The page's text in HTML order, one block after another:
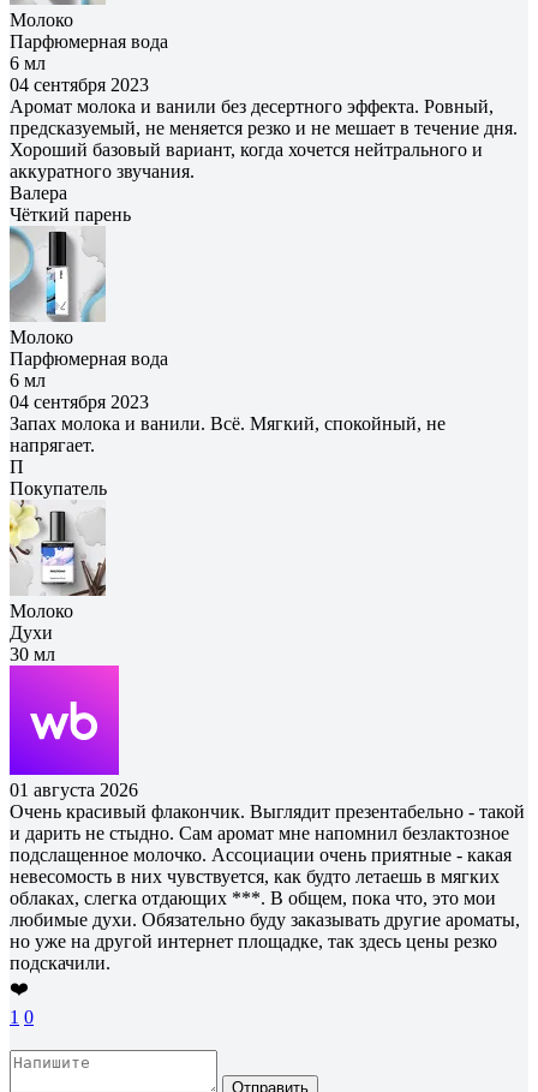
Молоко
Парфюмерная вода
6 мл
04 сентября 2023
Аромат молока и ванили без десертного эффекта. Ровный,
предсказуемый, не меняется резко и не мешает в течение дня.
Хороший базовый вариант, когда хочется нейтрального и
аккуратного звучания.
Валера
Чёткий парень
Молоко
Парфюмерная вода
6 мл
04 сентября 2023
Запах молока и ванили. Всё. Мягкий, спокойный, не
напрягает.
П
Покупатель
Молоко
Духи
30 мл
01 августа 2026
Очень красивый флакончик. Выглядит презентабельно - такой
и дарить не стыдно. Сам аромат мне напомнил безлактозное
подслащенное молочко. Ассоциации очень приятные - какая
невесомость в них чувствуется, как будто летаешь в мягких
облаках, слегка отдающих ***. В общем, пока что, это мои
любимые духи. Обязательно буду заказывать другие ароматы,
но уже на другой интернет площадке, так здесь цены резко
подскачили.
❤️
1 0
Отправить